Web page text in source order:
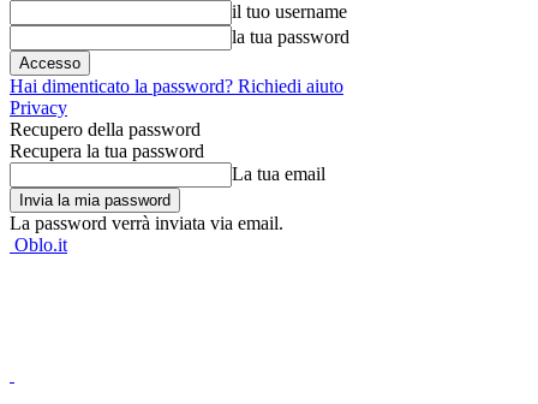
il tuo username
la tua password
Hai dimenticato la password? Richiedi aiuto
Privacy
Recupero della password
Recupera la tua password
La tua email
La password verrà inviata via email.
Oblo.it